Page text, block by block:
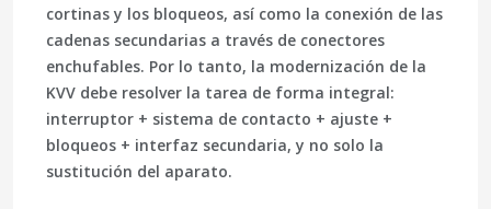
cortinas y los bloqueos, así como la conexión de las
cadenas secundarias a través de conectores
enchufables. Por lo tanto, la modernización de la
KVV debe resolver la tarea de forma integral:
interruptor + sistema de contacto + ajuste +
bloqueos + interfaz secundaria, y no solo la
sustitución del aparato.